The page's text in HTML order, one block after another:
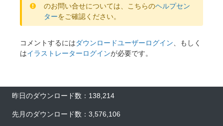
のお問い合せについては、こちらのヘルプセン
ターをご確認ください。
コメントするにはダウンロードユーザーログイン 、もしく
はイラストレーターログインが必要です。
昨日のダウンロード数：138,214
先月のダウンロード数：3,576,106